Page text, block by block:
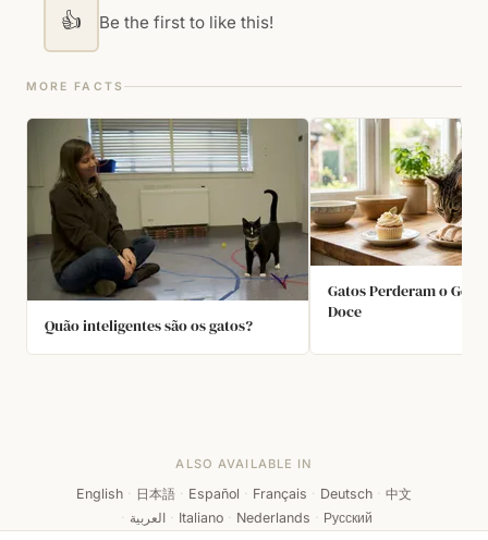
👍 Be the first to like this!
MORE FACTS
Quão inteligentes são os gatos?
Gatos Perderam o
Doce
ALSO AVAILABLE IN
English · 日本語 · Español · Français · Deutsch · 中文
· العربية · Italiano · Nederlands · Русский